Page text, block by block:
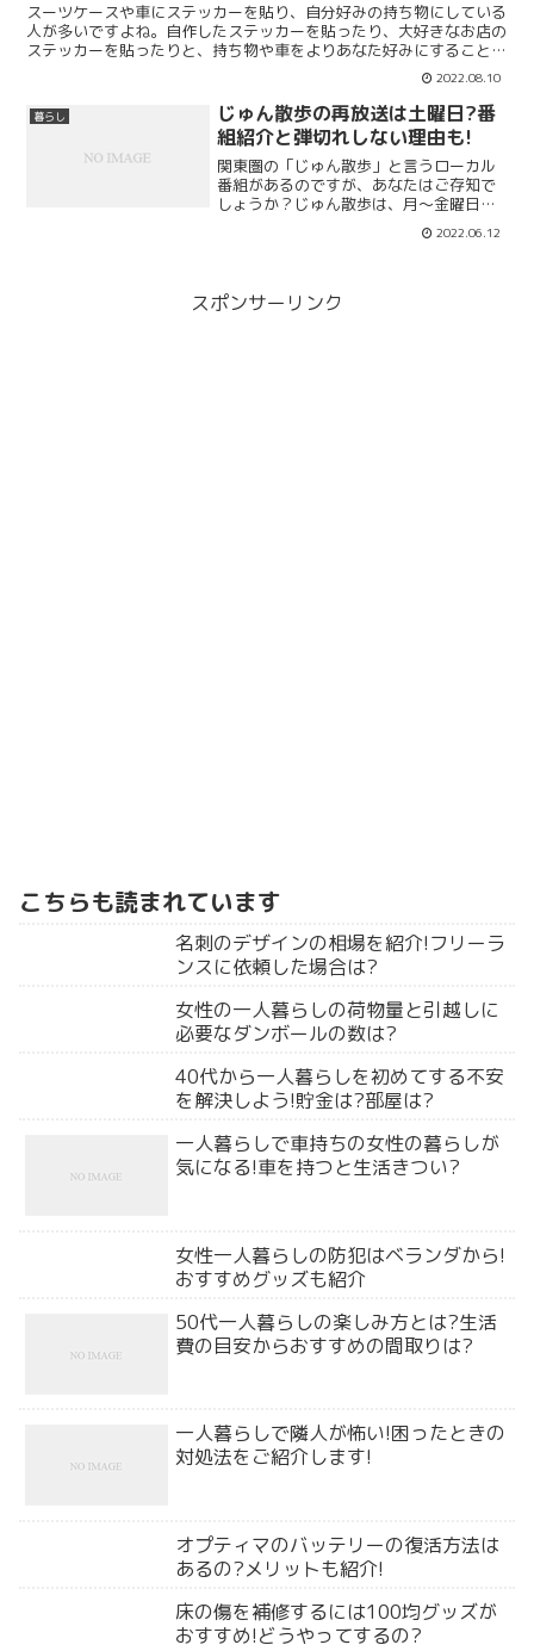
スーツケースや車にステッカーを貼り、自分好みの持ち物にしている
人が多いですよね。自作したステッカーを貼ったり、大好きなお店の
ステッカーを貼ったりと、持ち物や車をよりあなた好みにすること
で、今まで以上に大切に扱うことができます。今回は、車をあ...
2022.08.10
暮らし
じゅん散歩の再放送は土曜日?番
組紹介と弾切れしない理由も!
関東圏の「じゅん散歩」と言うローカル
番組があるのですが、あなたはご存知で
しょうか？じゅん散歩は、月〜金曜日の
午前9時55分〜10時25分に放送されてい
ます。番組の時間帯がお昼前なので、見
2022.06.12
スポンサーリンク
こちらも読まれています
名刺のデザインの相場を紹介!フリーラ
ンスに依頼した場合は?
女性の一人暮らしの荷物量と引越しに
必要なダンボールの数は?
40代から一人暮らしを初めてする不安
を解決しよう!貯金は?部屋は?
一人暮らしで車持ちの女性の暮らしが
気になる!車を持つと生活きつい?
女性一人暮らしの防犯はベランダから!
おすすめグッズも紹介
50代一人暮らしの楽しみ方とは?生活
費の目安からおすすめの間取りは?
一人暮らしで隣人が怖い!困ったときの
対処法をご紹介します!
オプティマのバッテリーの復活方法は
あるの?メリットも紹介!
床の傷を補修するには100均グッズが
おすすめ!どうやってするの?